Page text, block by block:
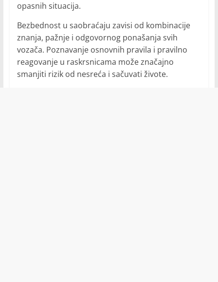
opasnih situacija.
Bezbednost u saobraćaju zavisi od kombinacije
znanja, pažnje i odgovornog ponašanja svih
vozača. Poznavanje osnovnih pravila i pravilno
reagovanje u raskrsnicama može značajno
smanjiti rizik od nesreća i sačuvati živote.